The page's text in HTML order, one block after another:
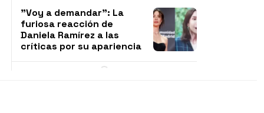
"Voy a demandar": La
furiosa reacción de
Daniela Ramírez a las
críticas por su apariencia